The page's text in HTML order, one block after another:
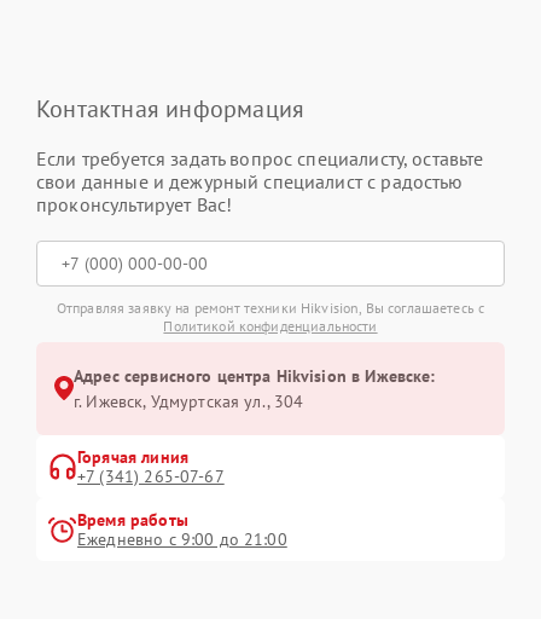
Контактная информация
Если требуется задать вопрос специалисту, оставьте
свои данные и дежурный специалист с радостью
проконсультирует Вас!
Отправляя заявку на ремонт техники Hikvision, Вы соглашаетесь с
Политикой конфиденциальности
Адрес сервисного центра Hikvision в Ижевске:
г. Ижевск, Удмуртская ул., 304
Горячая линия
+7 (341) 265-07-67
Время работы
Ежедневно с 9:00 до 21:00